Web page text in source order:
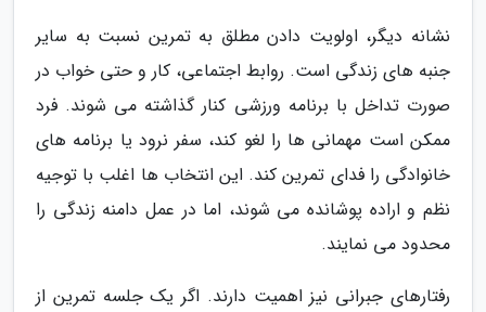
نشانه دیگر، اولویت دادن مطلق به تمرین نسبت به سایر
جنبه های زندگی است. روابط اجتماعی، کار و حتی خواب در
صورت تداخل با برنامه ورزشی کنار گذاشته می شوند. فرد
ممکن است مهمانی ها را لغو کند، سفر نرود یا برنامه های
خانوادگی را فدای تمرین کند. این انتخاب ها اغلب با توجیه
نظم و اراده پوشانده می شوند، اما در عمل دامنه زندگی را
محدود می نمایند.
رفتارهای جبرانی نیز اهمیت دارند. اگر یک جلسه تمرین از